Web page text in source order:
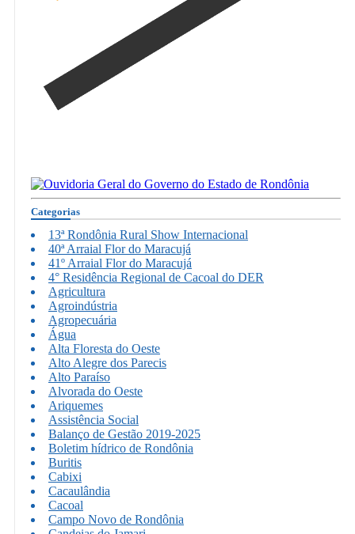
Categorias
13ª Rondônia Rural Show Internacional
40ª Arraial Flor do Maracujá
41º Arraial Flor do Maracujá
4° Residência Regional de Cacoal do DER
Agricultura
Agroindústria
Agropecuária
Água
Alta Floresta do Oeste
Alto Alegre dos Parecis
Alto Paraíso
Alvorada do Oeste
Ariquemes
Assistência Social
Balanço de Gestão 2019-2025
Boletim hídrico de Rondônia
Buritis
Cabixi
Cacaulândia
Cacoal
Campo Novo de Rondônia